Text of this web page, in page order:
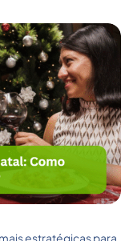
estratégicas para